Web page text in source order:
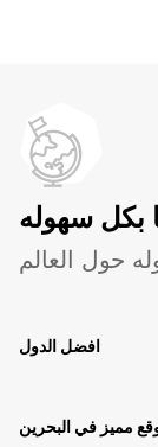
بكل سهوله
حول العالم
افضل الدول
مميز في البحرين